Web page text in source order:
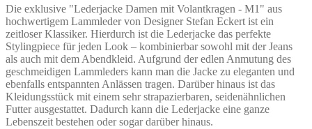
gewählt
werden
Die exklusive "Lederjacke Damen mit Volantkragen - M1" aus
hochwertigem Lammleder von Designer Stefan Eckert ist ein
zeitloser Klassiker. Hierdurch ist die Lederjacke das perfekte
Stylingpiece für jeden Look – kombinierbar sowohl mit der Jeans
als auch mit dem Abendkleid. Aufgrund der edlen Anmutung des
geschmeidigen Lammleders kann man die Jacke zu eleganten und
ebenfalls entspannten Anlässen tragen. Darüber hinaus ist das
Kleidungsstück mit einem sehr strapazierbaren, seidenähnlichen
Futter ausgestattet. Dadurch kann die Lederjacke eine ganze
Lebenszeit bestehen oder sogar darüber hinaus.